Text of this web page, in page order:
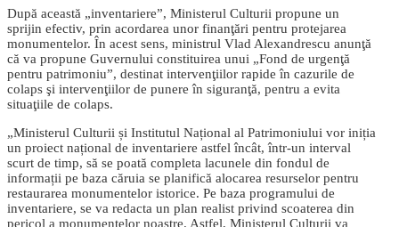
După această „inventariere”, Ministerul Culturii propune un
sprijin efectiv, prin acordarea unor finanţări pentru protejarea
monumentelor. În acest sens, ministrul Vlad Alexandrescu anunţă
că va propune Guvernului constituirea unui „Fond de urgenţă
pentru patrimoniu”, destinat intervenţiilor rapide în cazurile de
colaps şi intervenţiilor de punere în siguranţă, pentru a evita
situaţiile de colaps.
„Ministerul Culturii și Institutul Național al Patrimoniului vor iniția
un proiect național de inventariere astfel încât, într-un interval
scurt de timp, să se poată completa lacunele din fondul de
informații pe baza căruia se planifică alocarea resurselor pentru
restaurarea monumentelor istorice. Pe baza programului de
inventariere, se va redacta un plan realist privind scoaterea din
pericol a monumentelor noastre. Astfel, Ministerul Culturii va